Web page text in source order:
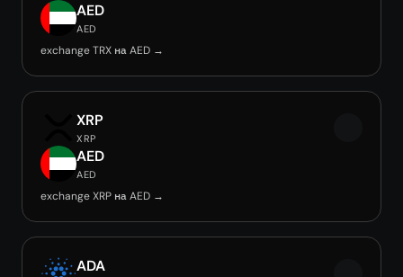
AED
AED
exchange TRX на AED →
XRP
XRP
AED
AED
exchange XRP на AED →
ADA